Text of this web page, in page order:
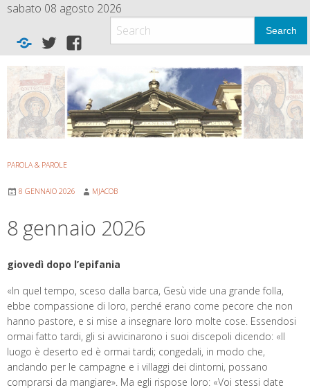
Skip
content
sabato 08 agosto 2026
Home
new
twitterfacebook
Search
PAROLA & PAROLE
8 GENNAIO 2026 MJACOB
8 gennaio 2026
giovedì dopo l’epifania
«In quel tempo, sceso dalla barca, Gesù vide una grande folla,
ebbe compassione di loro, perché erano come pecore che non
hanno pastore, e si mise a insegnare loro molte cose. Essendosi
ormai fatto tardi, gli si avvicinarono i suoi discepoli dicendo: «Il
luogo è deserto ed è ormai tardi; congedali, in modo che,
andando per le campagne e i villaggi dei dintorni, possano
comprarsi da mangiare». Ma egli rispose loro: «Voi stessi date